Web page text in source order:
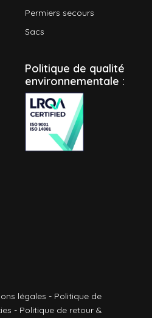
Permiers secours
Sacs
Politique de qualité
environnementale :
légales - Politique de
- Politique de retour &